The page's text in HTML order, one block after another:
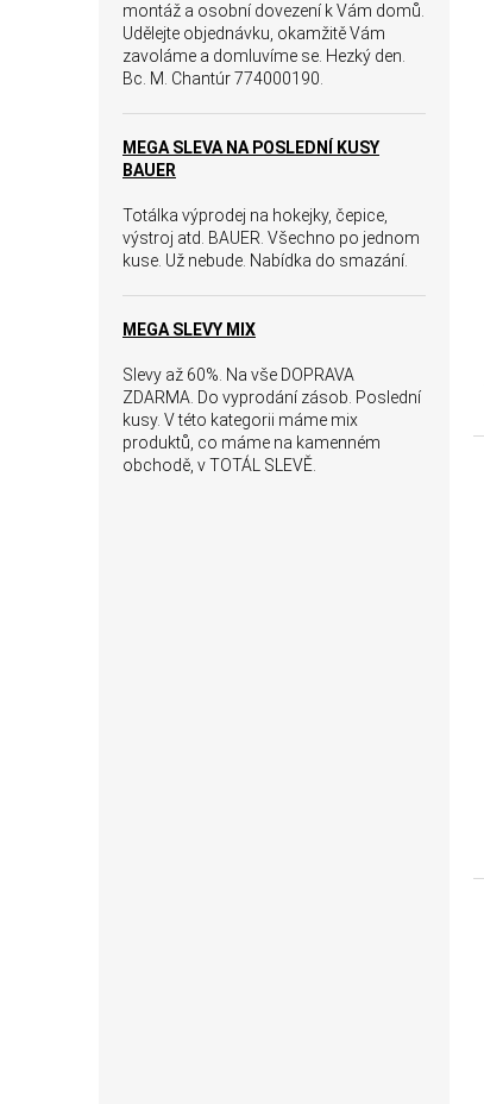
montáž a osobní dovezení k Vám domů.
Udělejte objednávku, okamžitě Vám
zavoláme a domluvíme se. Hezký den.
Bc. M. Chantúr 774000190.
MEGA SLEVA NA POSLEDNÍ KUSY
BAUER
Totálka výprodej na hokejky, čepice,
výstroj atd. BAUER. Všechno po jednom
kuse. Už nebude. Nabídka do smazání.
MEGA SLEVY MIX
Slevy až 60%. Na vše DOPRAVA
ZDARMA. Do vyprodání zásob. Poslední
kusy. V této kategorii máme mix
produktů, co máme na kamenném
obchodě, v TOTÁL SLEVĚ.